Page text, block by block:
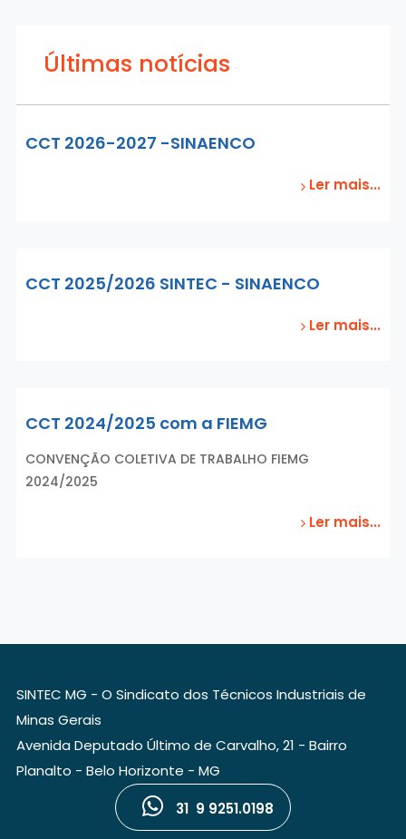
Últimas notícias
CCT 2026-2027 -SINAENCO
Ler mais...
CCT 2025/2026 SINTEC - SINAENCO
Ler mais...
CCT 2024/2025 com a FIEMG
CONVENÇÃO COLETIVA DE TRABALHO FIEMG
2024/2025
Ler mais...
SINTEC MG - O Sindicato dos Técnicos Industriais de
Minas Gerais
Avenida Deputado Último de Carvalho, 21 - Bairro
Planalto - Belo Horizonte - MG
31 9 9251.0198